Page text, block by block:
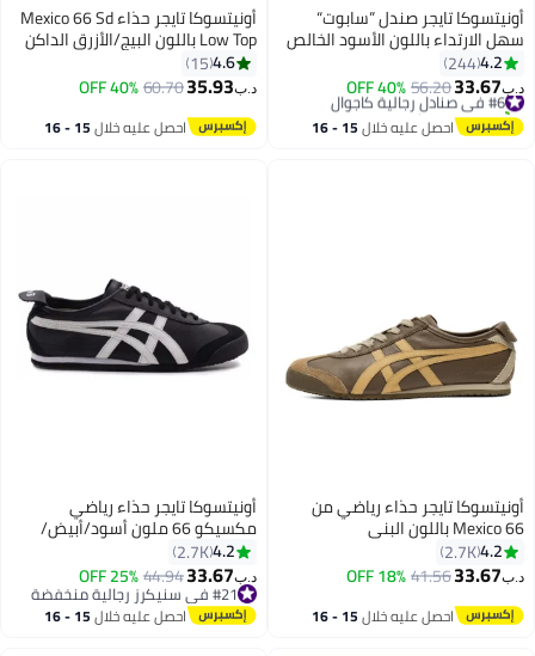
25
أونيتسوكا تايجر صندل ”سابوت“
سهل الارتداء باللون الأسود الخالص
للرجال والنساء والطلاب
4.2
244
د.ب‏33.67
56.20
40% OFF #6 في صنادل رجالية كاجوال
تم بيع +10 مؤخرًا
#6 في صنادل رجالية كاجوال احصل عليه خلال 15 - 16
23
أونيتسوكا تايجر حذاء Mexico 66 Sd
Low Top باللون البيج/الأزرق الداكن
للنساء/الرجال/الطلاب
4.6
15
د.ب‏35.93
60.70
40% OFF
احصل عليه خلال 15 - 16
أونيتسوكا تايجر حذاء رياضي من
Mexico 66 باللون البني
4.2
2.7K
د.ب‏33.67
41.56
18% OFF
احصل عليه خلال 15 - 16
أونيتسوكا تايجر حذاء رياضي
مكسيكو 66 ملون أسود/أبيض/
أسود
4.2
2.7K
د.ب‏33.67
44.94
25% OFF
#21 في سنيكرز رجالية منخفضة
#21 في سنيكرز رجالية منخفضة احصل عليه خلال 15 - 16